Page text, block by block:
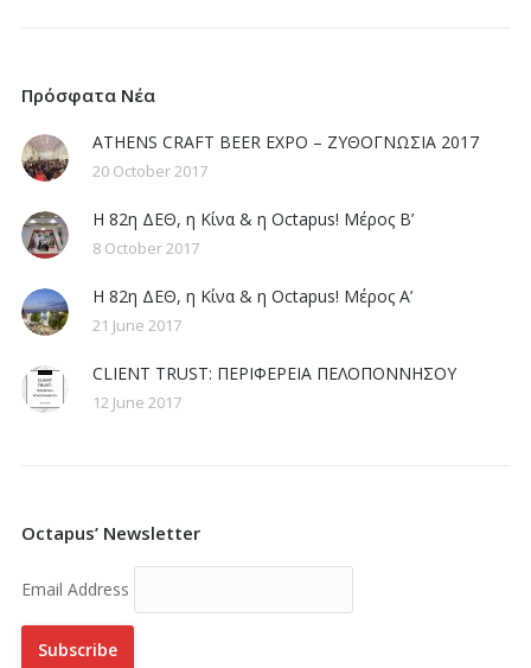
Πρόσφατα Νέα
ATHENS CRAFT BEER EXPO – ΖΥΘΟΓΝΩΣΙΑ 2017
20 October 2017
Η 82η ΔΕΘ, η Κίνα & η Octapus! Μέρος Β’
8 October 2017
Η 82η ΔΕΘ, η Κίνα & η Octapus! Μέρος Α’
21 June 2017
CLIENT TRUST: ΠΕΡΙΦΕΡΕΙΑ ΠΕΛΟΠΟΝΝΗΣΟΥ
12 June 2017
Octapus’ Newsletter
Email Address